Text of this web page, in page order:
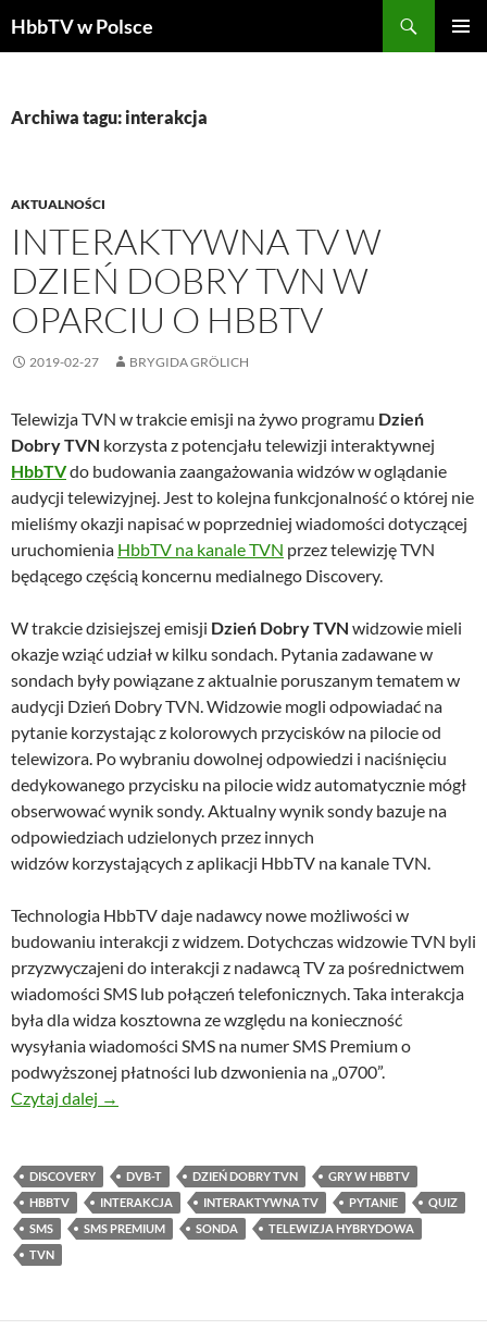
HbbTV w Polsce
Archiwa tagu: interakcja
AKTUALNOŚCI
INTERAKTYWNA TV W
DZIEŃ DOBRY TVN W
OPARCIU O HBBTV
2019-02-27 BRYGIDA GRÖLICH
Telewizja TVN w trakcie emisji na żywo programu Dzień
Dobry TVN korzysta z potencjału telewizji interaktywnej
HbbTVdo budowania zaangażowania widzów w oglądanie
audycji telewizyjnej. Jest to kolejna funkcjonalność o której nie
mieliśmy okazji napisać w poprzedniej wiadomości dotyczącej
uruchomienia HbbTV na kanale TVN przez telewizję TVN
będącego częścią koncernu medialnego Discovery.
W trakcie dzisiejszej emisji Dzień Dobry TVN widzowie mieli
okazje wziąć udział w kilku sondach. Pytania zadawane w
sondach były powiązane z aktualnie poruszanym tematem w
audycji Dzień Dobry TVN. Widzowie mogli odpowiadać na
pytanie korzystając z kolorowych przycisków na pilocie od
telewizora. Po wybraniu dowolnej odpowiedzi i naciśnięciu
dedykowanego przycisku na pilocie widz automatycznie mógł
obserwować wynik sondy. Aktualny wynik sondy bazuje na
odpowiedziach udzielonych przez innych
widzów korzystających z aplikacji HbbTV na kanale TVN.
Technologia HbbTV daje nadawcy nowe możliwości w
budowaniu interakcji z widzem. Dotychczas widzowie TVN byli
przyzwyczajeni do interakcji z nadawcą TV za pośrednictwem
wiadomości SMS lub połączeń telefonicznych. Taka interakcja
była dla widza kosztowna ze względu na konieczność
wysyłania wiadomości SMS na numer SMS Premium o
podwyższonej płatności lub dzwonienia na „0700”.
Czytaj dalej Interaktywna TV w Dzień Dobry TVN w oparciu o
→
DISCOVERY DVB-T DZIEŃ DOBRY TVN
GRY W HBBTV
HBBTV
INTERAKCJA INTERAKTYWNA TV PYTANIE
QUIZ
SMS
SMS PREMIUM SONDA
TELEWIZJA HYBRYDOWA
TVN